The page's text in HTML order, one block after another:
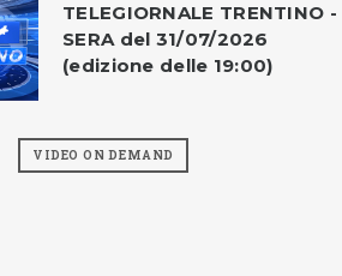
TELEGIORNALE TRENTINO -
SERA del 31/07/2026
(edizione delle 19:00)
VIDEO ON DEMAND